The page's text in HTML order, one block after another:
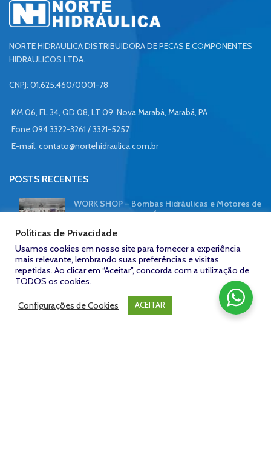
NORTE HIDRAULICA DISTRIBUIDORA DE PECAS E COMPONENTES
HIDRAULICOS LTDA.
CNPJ: 01.625.460/0001-78
KM 06, FL 34, QD 08, LT 09, Nova Marabá, Marabá, PA
Fone:094 3322-3261 / 3321-5257
E-mail: contato@nortehidraulica.com.br
POSTS RECENTES
WORK SHOP – Bombas Hidráulicas e Motores de
Pistão | NORTE HIDRÁULICA
7 de abril de 2019
Contaminação hidráulica reduz desempenho de
tratores
Sem comentários
Políticas de Privacidade
Usamos cookies em nosso site para fornecer a experiência
mais relevante, lembrando suas preferências e visitas
repetidas. Ao clicar em “Aceitar”, concorda com a utilização de
TODOS os cookies.
Configurações de Cookies ACEITAR